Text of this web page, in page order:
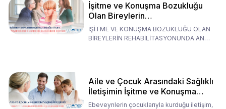
İşitme ve Konuşma Bozukluğu
Olan Bireylerin
Rehabilitasyonunda Ana
Babaların Tutumları
İŞİTME VE KONUŞMA BOZUKLUĞU OLAN
BİREYLERİN REHABİLİTASYONUNDA ANA
Aile ve Çocuk Arasındaki Sağlıklı
İletişimin İşitme ve Konuşma
Rehabilitasyonundaki Rolü
Ebeveynlerin çocuklarıyla kurduğu iletişim,